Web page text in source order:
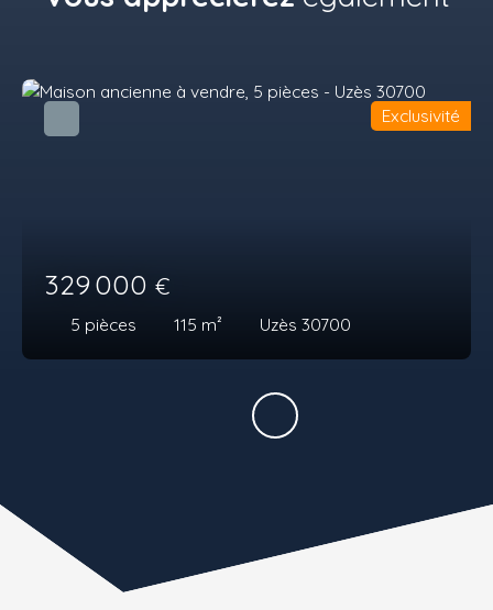
329 000 €
5 pièces 115 m² Uzès 30700
Exclusivité